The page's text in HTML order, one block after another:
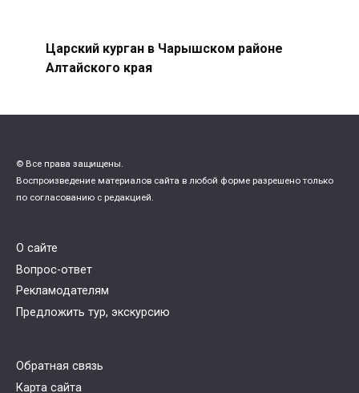
Царский курган в Чарышском районе
Алтайского края
© Все права защищены.
Воспроизведение материалов сайта в любой форме разрешено только
по согласованию с редакцией.
О сайте
Вопрос-ответ
Рекламодателям
Предложить тур, экскурсию
Обратная связь
Карта сайта